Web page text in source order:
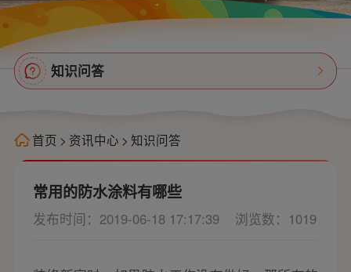
知识问答
首页 > 资讯中心 > 知识问答
常用的防水涂料有哪些
发布时间：2019-06-18 17:17:39 浏览数：1019